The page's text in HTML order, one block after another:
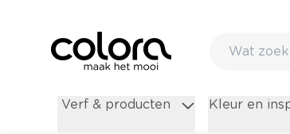
Verf & producten Kleur en